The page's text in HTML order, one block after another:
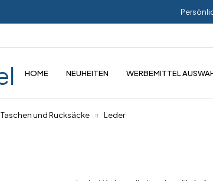
HOME NEUHEITEN WERBEMITTEL
Taschen und Rucksäcke Leder